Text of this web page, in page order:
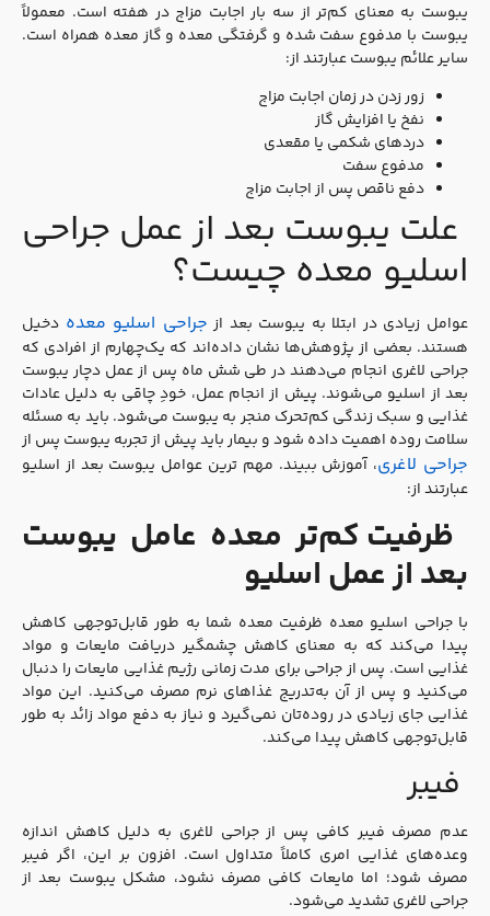
یبوست به معنای کم‌تر از سه بار اجابت مزاج در هفته است. معمولاً
یبوست با مدفوع سفت شده و گرفتگی معده و گاز معده همراه است.
سایر علائم یبوست عبارتند از:
زور زدن در زمان اجابت مزاج
نفخ یا افزایش گاز
دردهای شکمی یا مقعدی
مدفوع سفت
دفع ناقص پس از اجابت مزاج
علت یبوست بعد از عمل جراحی
اسلیو معده چیست؟
عوامل زیادی در ابتلا به یبوست بعد ازجراحی اسلیو معدهدخیل
هستند. بعضی از پژوهش‌ها نشان داده‌اند که یک‌چهارم از افرادی که
جراحی لاغری انجام می‌دهند در طی شش ماه پس از عمل دچار یبوست
بعد از اسلیو می‌شوند. پیش از انجام عمل، خودِ چاقی به دلیل عادات
غذایی و سبک زندگی کم‌تحرک منجر به یبوست می‌شود. باید به مسئله
سلامت روده اهمیت داده شود و بیمار باید پیش از تجربه یبوست پس از
جراحی لاغری، آموزش ببیند. مهم ترین عوامل یبوست بعد از اسلیو
عبارتند از:
ظرفیت کم‌تر معده عامل یبوست
بعد از عمل اسلیو
با جراحی اسلیو معده ظرفیت معده شما به طور قابل‌توجهی کاهش
پیدا می‌کند که به معنای کاهش چشمگیر دریافت مایعات و مواد
غذایی است. پس از جراحی برای مدت زمانی رژیم غذایی مایعات را دنبال
می‌کنید و پس از آن به‌تدریج غذاهای نرم مصرف می‌کنید. این مواد
غذایی جای زیادی در روده‌تان نمی‌گیرد و نیاز به دفع مواد زائد به طور
قابل‌توجهی کاهش پیدا می‌کند.
فیبر
عدم مصرف فیبر کافی پس از جراحی لاغری به دلیل کاهش اندازه
وعده‌های غذایی امری کاملاً متداول است. افزون بر این، اگر فیبر
مصرف شود؛ اما مایعات کافی مصرف نشود، مشکل یبوست بعد از
جراحی لاغری تشدید می‌شود.